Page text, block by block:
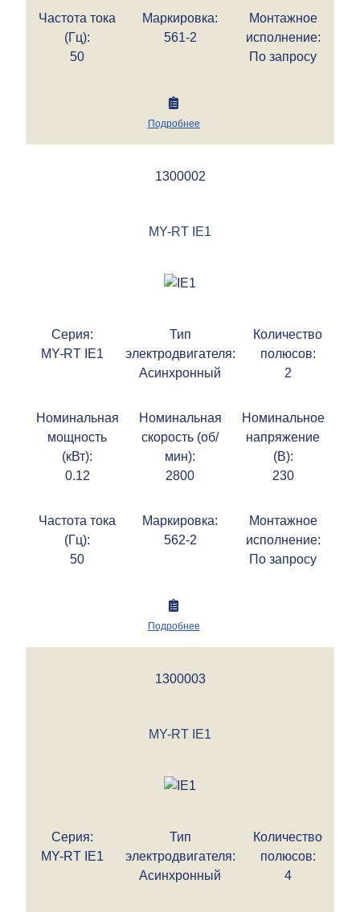
Частота тока
(Гц):
50
Маркировка:
561-2
Монтажное
исполнение:
По запросу
Подробнее
1300002
MY-RT IE1
Серия:
MY-RT IE1
Тип
электродвигателя:
Асинхронный
Количество
полюсов:
2
Номинальная
мощность
(кВт):
0.12
Номинальная
скорость (об/
мин):
2800
Номинальное
напряжение
(В):
230
Частота тока
(Гц):
50
Маркировка:
562-2
Монтажное
исполнение:
По запросу
Подробнее
1300003
MY-RT IE1
Серия:
MY-RT IE1
Тип
электродвигателя:
Асинхронный
Количество
полюсов:
4